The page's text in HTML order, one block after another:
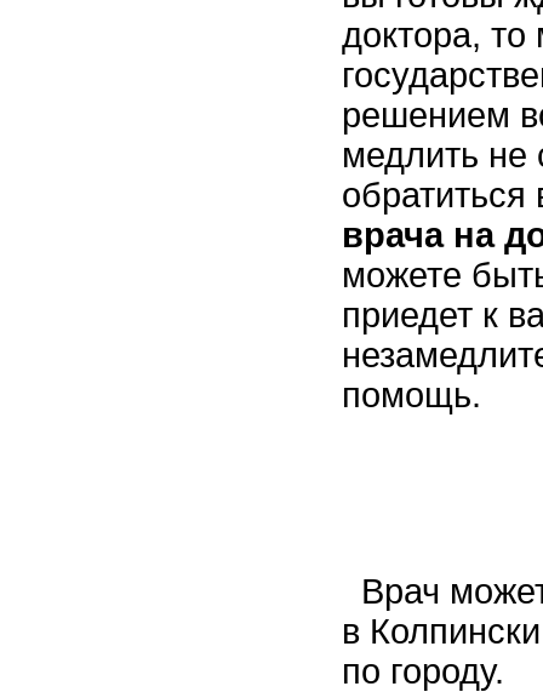
доктора, то
решением
медлить не
врача на
можете
приедет к
помощь.
Врач
в
по городу.